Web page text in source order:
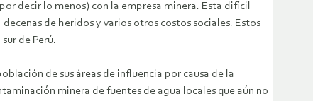
decir lo menos) con la empresa minera. Esta difícil
de heridos y varios otros costos sociales. Estos
de Perú.
de sus áreas de influencia por causa de la
minera de fuentes de agua locales que aún no